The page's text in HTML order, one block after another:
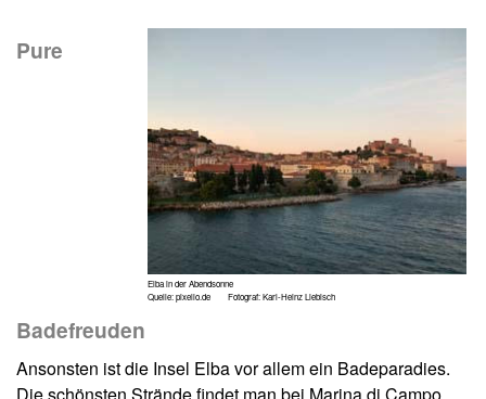
Elba in der Abendsonne
Quelle: pixelio.de Fotograf: Karl-Heinz Liebisch
Pure
Badefreuden
Ansonsten ist die Insel Elba vor allem ein Badeparadies.